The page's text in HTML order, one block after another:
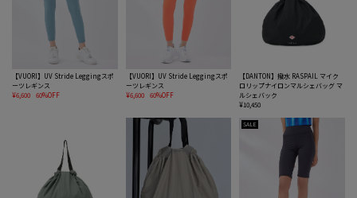
【VUORI】UV Stride Leggingスポ
ーツレギンス
¥6,600
60%OFF
【VUORI】UV Stride Leggingスポ
ーツレギンス
¥6,600
60%OFF
【DANTON】撥水 RASPAIL マイク
ロリップナイロンマルシェバッグ マ
ルシェバック
¥10,450
SALE